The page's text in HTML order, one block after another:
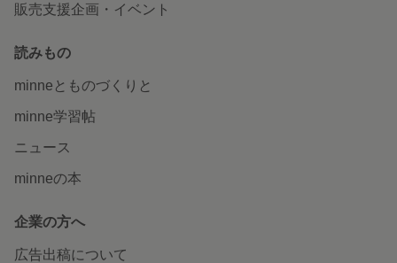
販売支援企画・イベント
読みもの
minneとものづくりと
minne学習帖
ニュース
minneの本
企業の方へ
広告出稿について